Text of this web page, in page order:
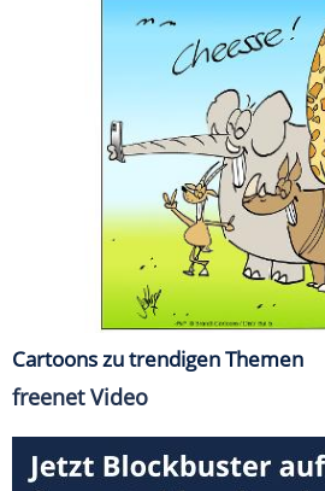
Cartoons zu trendigen Themen
freenet Video